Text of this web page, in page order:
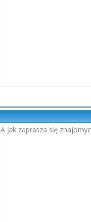
A jak zaprasza się